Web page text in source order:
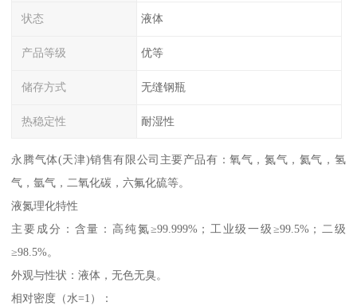
状态 液体
产品等级 优等
储存方式 无缝钢瓶
热稳定性 耐湿性
永腾气体(天津)销售有限公司主要产品有：氧气，氮气，氦气，氢
气，氩气，二氧化碳，六氟化硫等。
液氮理化特性
主要成分：含量：高纯氮≥99.999%；工业级一级≥99.5%；二级
≥98.5%。
外观与性状：液体，无色无臭。
相对密度（水=1）：